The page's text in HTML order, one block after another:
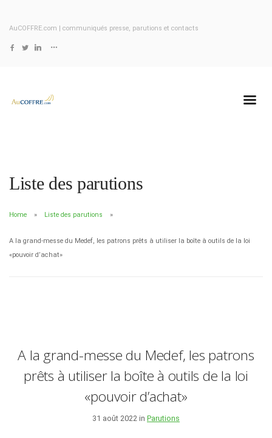
AuCOFFRE.com | communiqués presse, parutions et contacts
Liste des parutions
Home Liste des parutions
A la grand-messe du Medef, les patrons prêts à utiliser la boîte à outils de la loi
«pouvoir d’achat»
A la grand-messe du Medef, les patrons
prêts à utiliser la boîte à outils de la loi
«pouvoir d’achat»
31 août 2022 in Parutions